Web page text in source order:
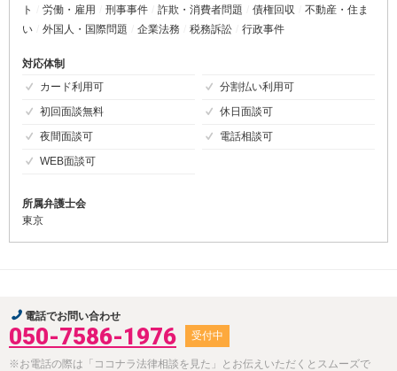
ト
労働・雇用 刑事事件 詐欺・消費者問題 債権回収
不動産・住ま
い
外国人・国際問題 企業法務 税務訴訟 行政事件
対応体制
カード利用可
分割払い利用可
初回面談無料
休日面談可
夜間面談可
電話相談可
WEB面談可
所属弁護士会
東京
電話でお問い合わせ
050-7586-1976 受付中
※お電話の際は「ココナラ法律相談を見た」とお伝えいただくとスムーズで